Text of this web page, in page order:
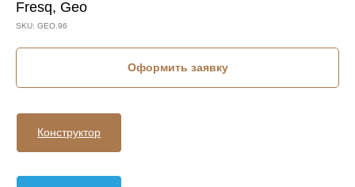
Fresq, Geo
SKU: GEO.96
Оформить заявку
Конструктор